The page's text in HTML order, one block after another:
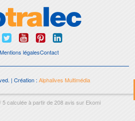
Mentions légalesContact
| Création : Alphalives Multimédia
/5calculée à partir de208avis sur Ekomi